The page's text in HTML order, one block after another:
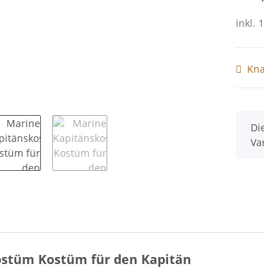
inkl.
x
Kostüm für den Kapitän